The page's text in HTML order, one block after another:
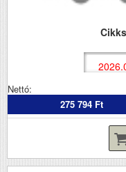
Nettó:
275 794 Ft